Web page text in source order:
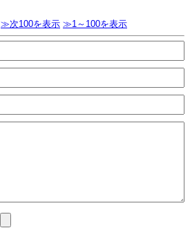
≫次100を表示 ≫1～100を表示